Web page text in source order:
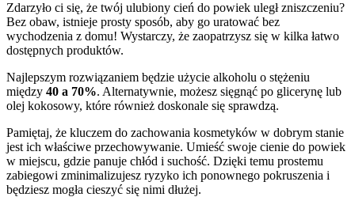
Zdarzyło ci się, że twój ulubiony cień do powiek uległ zniszczeniu?
Bez obaw, istnieje prosty sposób, aby go uratować bez
wychodzenia z domu! Wystarczy, że zaopatrzysz się w kilka łatwo
dostępnych produktów.
Najlepszym rozwiązaniem będzie użycie alkoholu o stężeniu
między 40 a 70%. Alternatywnie, możesz sięgnąć po glicerynę lub
olej kokosowy, które również doskonale się sprawdzą.
Pamiętaj, że kluczem do zachowania kosmetyków w dobrym stanie
jest ich właściwe przechowywanie. Umieść swoje cienie do powiek
w miejscu, gdzie panuje chłód i suchość. Dzięki temu prostemu
zabiegowi zminimalizujesz ryzyko ich ponownego pokruszenia i
będziesz mogła cieszyć się nimi dłużej.